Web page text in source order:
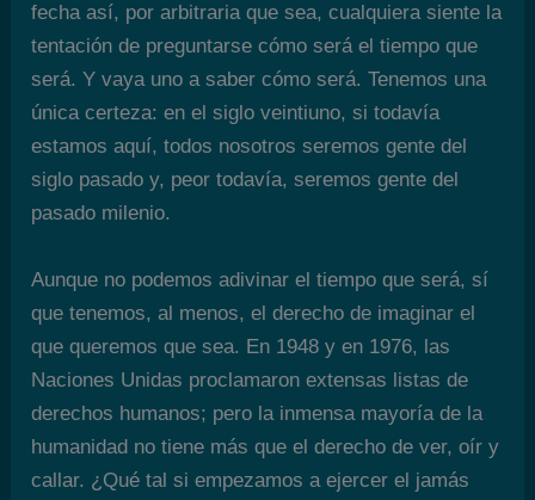
fecha así, por arbitraria que sea, cualquiera siente la
tentación de preguntarse cómo será el tiempo que
será. Y vaya uno a saber cómo será. Tenemos una
única certeza: en el siglo veintiuno, si todavía
estamos aquí, todos nosotros seremos gente del
siglo pasado y, peor todavía, seremos gente del
pasado milenio.
Aunque no podemos adivinar el tiempo que será, sí
que tenemos, al menos, el derecho de imaginar el
que queremos que sea. En 1948 y en 1976, las
Naciones Unidas proclamaron extensas listas de
derechos humanos; pero la inmensa mayoría de la
humanidad no tiene más que el derecho de ver, oír y
callar. ¿Qué tal si empezamos a ejercer el jamás